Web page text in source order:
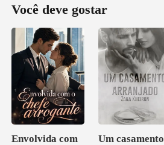
Você deve gostar
Envolvida com
Um casamento